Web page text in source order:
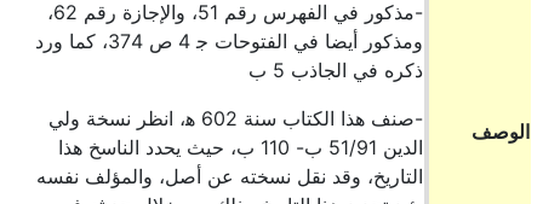
الوصف
-مذكور في الفهرس رقم 51، والإجازة رقم 62،
ومذكور أيضا في الفتوحات ج‍ 4 ص 374، كما ورد
ذكره في الجاذب 5 ب
-صنف هذا الكتاب سنة 602 ه‍، انظر نسخة ولي
الدين 51/91 ب- 110 ب، حيث يحدد الناسخ هذا
التاريخ، وقد نقل نسخته عن أصل، والمؤلف نفسه